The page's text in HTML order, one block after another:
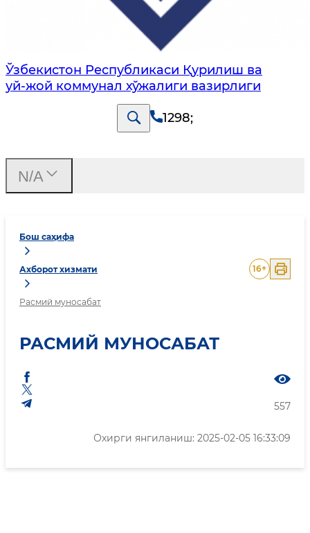
Ўзбекистон Республикаси Қурилиш ва
уй-жой коммунал хўжалиги вазирлиги
1298;
Бош саҳифа
Ахборот хизмати
Расмий муносабат
16+
РАСМИЙ МУНОСАБАТ
557
Охирги янгиланиш: 2025-02-05 16:33:09
N/A